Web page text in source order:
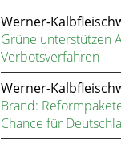
Werner-
Grüne unterstützen
Verbotsverfahren
Werner-
Brand:
Chance für